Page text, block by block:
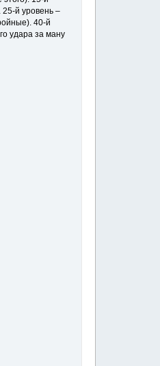
й уровень –
40-й
удара за ману